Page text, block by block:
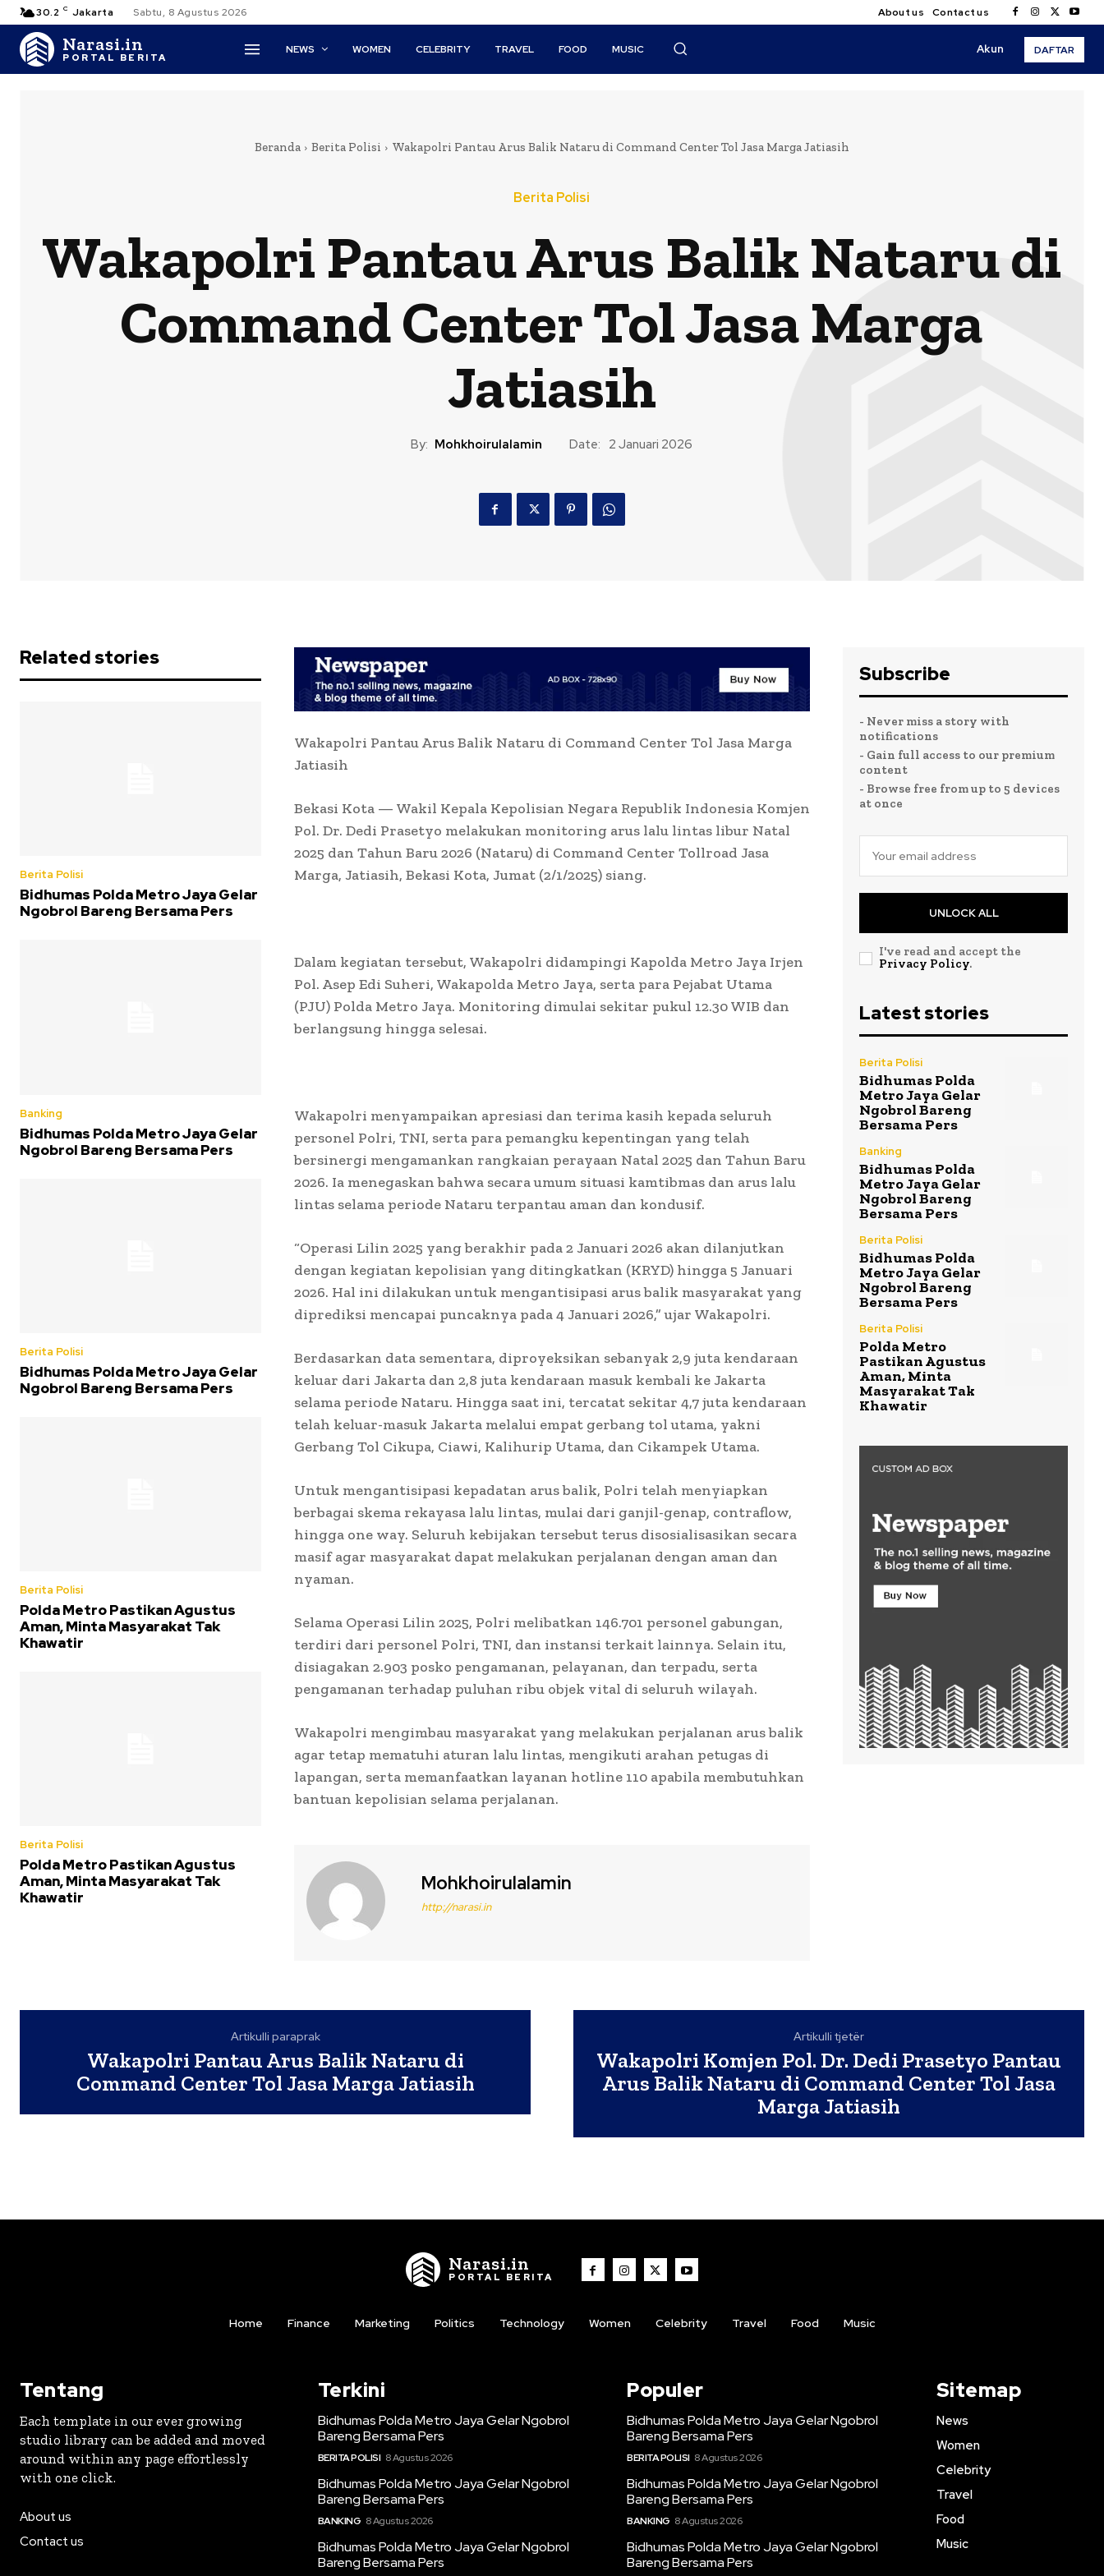
30.2 C Jakarta Sabtu, 8 Agustus 2026 About us Contact us
Narasi.in
PORTAL BERITA
NEWS WOMEN CELEBRITY TRAVEL FOOD MUSIC Akun DAFTAR
Beranda Berita Polisi Wakapolri Pantau Arus Balik Nataru di Command Center Tol Jasa Marga Jatiasih
Berita Polisi
Wakapolri Pantau Arus Balik Nataru di
Command Center Tol Jasa Marga
Jatiasih
By: Mohkhoirulalamin Date: 2 Januari 2026
Related stories
Berita Polisi
Bidhumas Polda Metro Jaya Gelar
Ngobrol Bareng Bersama Pers
Banking
Bidhumas Polda Metro Jaya Gelar
Ngobrol Bareng Bersama Pers
Berita Polisi
Bidhumas Polda Metro Jaya Gelar
Ngobrol Bareng Bersama Pers
Berita Polisi
Polda Metro Pastikan Agustus
Aman, Minta Masyarakat Tak
Khawatir
Berita Polisi
Polda Metro Pastikan Agustus
Aman, Minta Masyarakat Tak
Khawatir
Wakapolri Pantau Arus Balik Nataru di Command Center Tol Jasa Marga
Jatiasih
Bekasi Kota — Wakil Kepala Kepolisian Negara Republik Indonesia Komjen
Pol. Dr. Dedi Prasetyo melakukan monitoring arus lalu lintas libur Natal
2025 dan Tahun Baru 2026 (Nataru) di Command Center Tollroad Jasa
Marga, Jatiasih, Bekasi Kota, Jumat (2/1/2025) siang.
Dalam kegiatan tersebut, Wakapolri didampingi Kapolda Metro Jaya Irjen
Pol. Asep Edi Suheri, Wakapolda Metro Jaya, serta para Pejabat Utama
(PJU) Polda Metro Jaya. Monitoring dimulai sekitar pukul 12.30 WIB dan
berlangsung hingga selesai.
Wakapolri menyampaikan apresiasi dan terima kasih kepada seluruh
personel Polri, TNI, serta para pemangku kepentingan yang telah
bersinergi mengamankan rangkaian perayaan Natal 2025 dan Tahun Baru
2026. Ia menegaskan bahwa secara umum situasi kamtibmas dan arus lalu
lintas selama periode Nataru terpantau aman dan kondusif.
“Operasi Lilin 2025 yang berakhir pada 2 Januari 2026 akan dilanjutkan
dengan kegiatan kepolisian yang ditingkatkan (KRYD) hingga 5 Januari
2026. Hal ini dilakukan untuk mengantisipasi arus balik masyarakat yang
diprediksi mencapai puncaknya pada 4 Januari 2026,” ujar Wakapolri.
Berdasarkan data sementara, diproyeksikan sebanyak 2,9 juta kendaraan
keluar dari Jakarta dan 2,8 juta kendaraan masuk kembali ke Jakarta
selama periode Nataru. Hingga saat ini, tercatat sekitar 4,7 juta kendaraan
telah keluar-masuk Jakarta melalui empat gerbang tol utama, yakni
Gerbang Tol Cikupa, Ciawi, Kalihurip Utama, dan Cikampek Utama.
Untuk mengantisipasi kepadatan arus balik, Polri telah menyiapkan
berbagai skema rekayasa lalu lintas, mulai dari ganjil-genap, contraflow,
hingga one way. Seluruh kebijakan tersebut terus disosialisasikan secara
masif agar masyarakat dapat melakukan perjalanan dengan aman dan
nyaman.
Selama Operasi Lilin 2025, Polri melibatkan 146.701 personel gabungan,
terdiri dari personel Polri, TNI, dan instansi terkait lainnya. Selain itu,
disiagakan 2.903 posko pengamanan, pelayanan, dan terpadu, serta
pengamanan terhadap puluhan ribu objek vital di seluruh wilayah.
Wakapolri mengimbau masyarakat yang melakukan perjalanan arus balik
agar tetap mematuhi aturan lalu lintas, mengikuti arahan petugas di
lapangan, serta memanfaatkan layanan hotline 110 apabila membutuhkan
bantuan kepolisian selama perjalanan.
Mohkhoirulalamin
http://narasi.in
Subscribe
- Never miss a story with
notifications
- Gain full access to our premium
content
- Browse free from up to 5 devices
at once
UNLOCK ALL
I've read and accept the
Privacy Policy.
Latest stories
Berita Polisi
Bidhumas Polda
Metro Jaya Gelar
Ngobrol Bareng
Bersama Pers
Banking
Bidhumas Polda
Metro Jaya Gelar
Ngobrol Bareng
Bersama Pers
Berita Polisi
Bidhumas Polda
Metro Jaya Gelar
Ngobrol Bareng
Bersama Pers
Berita Polisi
Polda Metro
Pastikan Agustus
Aman, Minta
Masyarakat Tak
Khawatir
Artikulli paraprak
Wakapolri Pantau Arus Balik Nataru di
Command Center Tol Jasa Marga Jatiasih
Artikulli tjetër
Wakapolri Komjen Pol. Dr. Dedi Prasetyo Pantau
Arus Balik Nataru di Command Center Tol Jasa
Marga Jatiasih
Narasi.in
PORTAL BERITA
Home Finance Marketing Politics Technology Women Celebrity Travel Food Music
Tentang
Each template in our ever growing
studio library can be added and moved
around within any page effortlessly
with one click.
About us
Contact us
Terkini
Bidhumas Polda Metro Jaya Gelar Ngobrol
Bareng Bersama Pers
BERITA POLISI 8 Agustus 2026
Bidhumas Polda Metro Jaya Gelar Ngobrol
Bareng Bersama Pers
BANKING 8 Agustus 2026
Bidhumas Polda Metro Jaya Gelar Ngobrol
Bareng Bersama Pers
Populer
Bidhumas Polda Metro Jaya Gelar Ngobrol
Bareng Bersama Pers
BERITA POLISI 8 Agustus 2026
Bidhumas Polda Metro Jaya Gelar Ngobrol
Bareng Bersama Pers
BANKING 8 Agustus 2026
Bidhumas Polda Metro Jaya Gelar Ngobrol
Bareng Bersama Pers
Sitemap
News
Women
Celebrity
Travel
Food
Music